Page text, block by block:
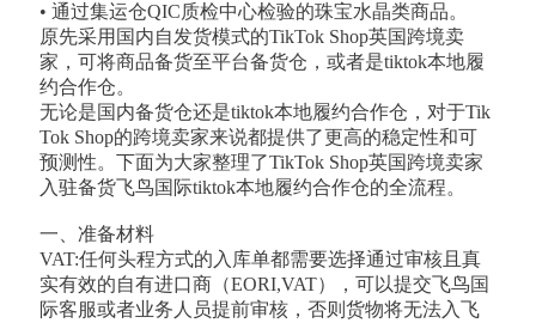
• 通过集运仓QIC质检中心检验的珠宝水晶类商品。
原先采用国内自发货模式的TikTok Shop英国跨境卖
家，可将商品备货至平台备货仓，或者是tiktok本地履
约合作仓。
无论是国内备货仓还是tiktok本地履约合作仓，对于Tik
Tok Shop的跨境卖家来说都提供了更高的稳定性和可
预测性。下面为大家整理了TikTok Shop英国跨境卖家
入驻备货飞鸟国际tiktok本地履约合作仓的全流程。
一、准备材料
VAT:任何头程方式的入库单都需要选择通过审核且真
实有效的自有进口商（EORI,VAT），可以提交飞鸟国
际客服或者业务人员提前审核，否则货物将无法入飞